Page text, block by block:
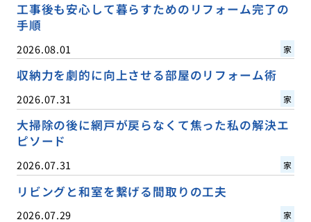
工事後も安心して暮らすためのリフォーム完了の
手順
2026.08.01 家
収納力を劇的に向上させる部屋のリフォーム術
2026.07.31 家
大掃除の後に網戸が戻らなくて焦った私の解決エ
ピソード
2026.07.31 家
リビングと和室を繋げる間取りの工夫
2026.07.29 家